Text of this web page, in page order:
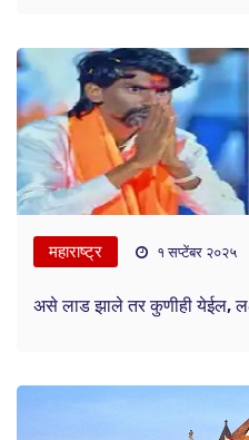
महाराष्ट्र १ सप्टेंबर २०२५
असे लाड झाले तर कुणीही येईल,